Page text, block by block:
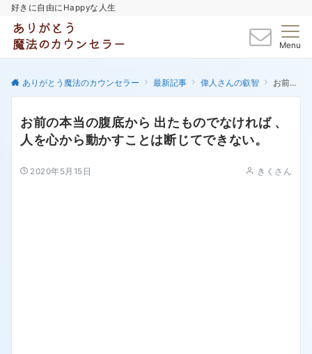
好きに自由にHappyな人生
Menu
ありがとう魔法のカウンセラー 最新記事 偉人さんの叡智 お前の本当の腹底から 出たものでなければ 、人を心から動かすことは断じてできない。
お前の本当の腹底から 出たものでなければ 、
人を心から動かすことは断じてできない。
2020年5月15日 きくさん